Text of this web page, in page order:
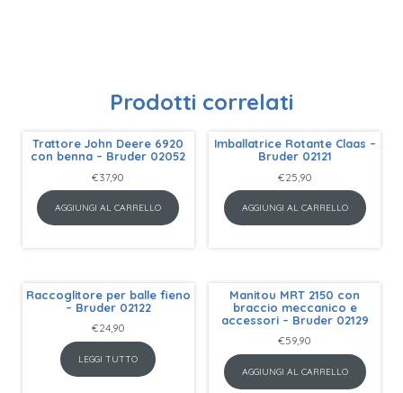
Prodotti correlati
Trattore John Deere 6920
con benna – Bruder 02052
€37,90
AGGIUNGI AL CARRELLO
Imballatrice Rotante Claas –
Bruder 02121
€25,90
AGGIUNGI AL CARRELLO
Raccoglitore per balle fieno
– Bruder 02122
€24,90
LEGGI TUTTO
Manitou MRT 2150 con
braccio meccanico e
accessori – Bruder 02129
€59,90
AGGIUNGI AL CARRELLO